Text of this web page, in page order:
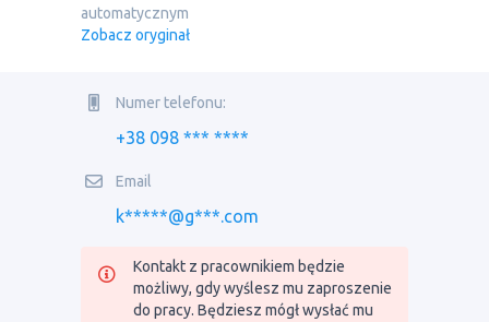
automatycznym
Zobacz oryginał
Numer telefonu:
+38 098 *** ****
Email
k*****@g***.com
Kontakt z pracownikiem będzie
możliwy, gdy wyślesz mu zaproszenie
do pracy. Będziesz mógł wysłać mu